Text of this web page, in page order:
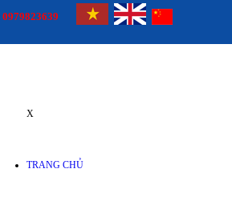
0979823639
X
TRANG CHỦ